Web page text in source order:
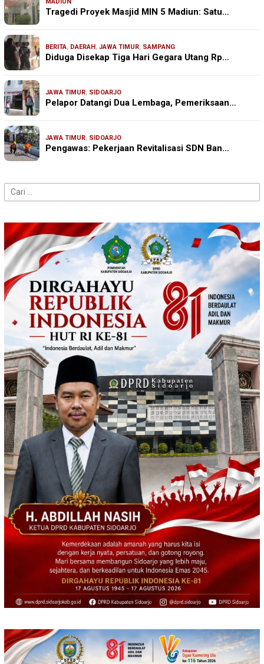
Tragedi Proyek Masjid MIN 5 Madiun: Satu…
BERITA DAERAH JAWA TIMUR SAMPANG
Diduga Disekap Tiga Hari Gegara Utang Rp…
JAWA TIMUR SIDOARJO
Pelapor Datangi Dua Lembaga, Pemeriksaan…
JAWA TIMUR SIDOARJO
Pengawas: Pekerjaan Revitalisasi SDN Ban…
Cari
untuk: